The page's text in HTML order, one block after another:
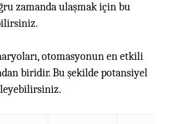
zamanda ulaşmak için bu
otomasyonun en etkili
biridir. Bu şekilde potansiyel